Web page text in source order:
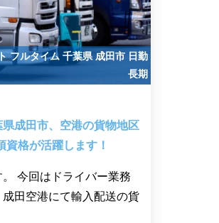
フルタイム 千葉県 成田市 日勤
長期
成田市、空港の貨物地区
資格が活躍します！
今回はドライバー業務
田空港にて輸入配送の貨